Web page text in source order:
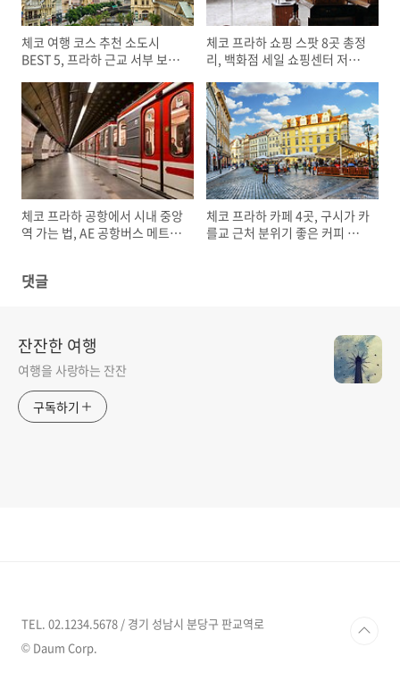
체코 여행 코스 추천 소도시
BEST 5, 프라하 근교 서부 보헤
한 곳
체코 프라하 쇼핑 스팟 8곳 총정
리, 백화점 세일 쇼핑센터 저렴
무료 화장실
체코 프라하 공항에서 시내 중앙
역 가는 법, AE 공항버스 메트로
체코 프라하 카페 4곳, 구시가 카
를교 근처 분위기 좋은 커피 디
댓글
잔잔한 여행
여행을 사랑하는 잔잔
구독하기
TEL. 02.1234.5678 / 경기 성남시 분당구 판교역로
© Daum Corp.